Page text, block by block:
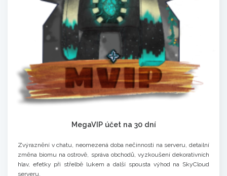
MegaVIP účet na 30 dní
Zvýraznění v chatu, neomezená doba nečinnosti na serveru, detailní
změna biomu na ostrově, správa obchodů, vyzkoušení dekorativních
hlav, efetky při střelbě lukem a další spousta výhod na SkyCloud
serveru.